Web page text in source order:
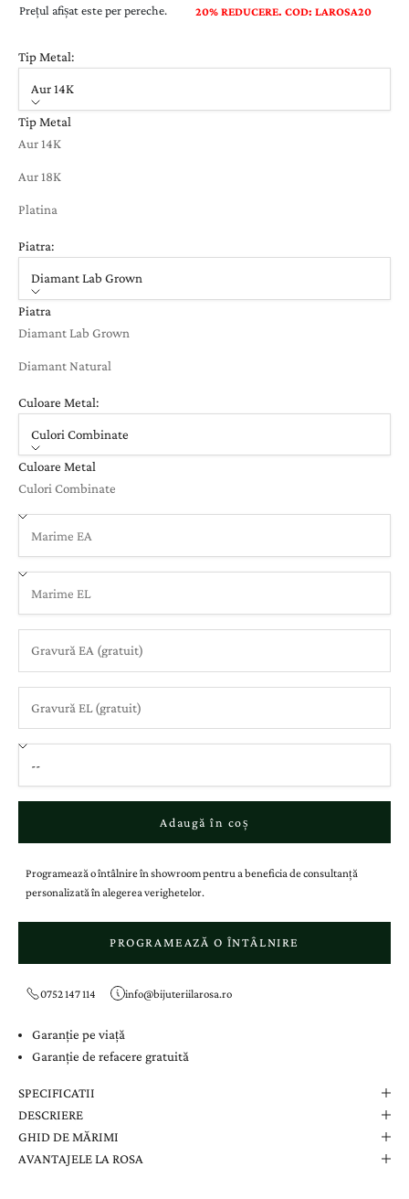
Prețul afișat este per pereche.
20% REDUCERE. COD: LAROSA20
Tip Metal:
Aur 14K
Tip Metal
Aur 14K
Aur 18K
Platina
Piatra:
Diamant Lab Grown
Piatra
Diamant Lab Grown
Diamant Natural
Culoare Metal:
Culori Combinate
Culoare Metal
Culori Combinate
Adaugă în coș
Programează o întâlnire în showroom pentru a beneficia de consultanță
personalizată în alegerea verighetelor.
PROGRAMEAZĂ O ÎNTÂLNIRE
0752 147 114 info@bijuteriilarosa.ro
Garanție pe viață
Garanție de refacere gratuită
SPECIFICATII
DESCRIERE
GHID DE MĂRIMI
AVANTAJELE LA ROSA